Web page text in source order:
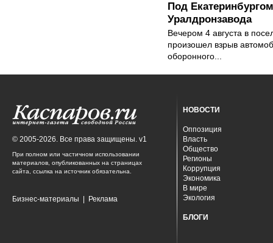
Под
Уралдронзавода
Вечером 4 августа в
произошел взрыв
оборонного...
© 2005-2026. Все права защищены. v1
При полном или частичном использовании
материалов, опубликованных на страницах
сайта, ссылка на источник обязательна.
Бизнес-материалы Реклама
НОВОСТИ
Оппозиция
Власть
Общество
Регионы
Коррупция
Экономика
В мире
Экология
БЛОГИ